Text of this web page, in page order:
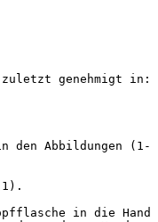
zuletzt genehmigt in:
den Abbildungen (1-
in die Hand